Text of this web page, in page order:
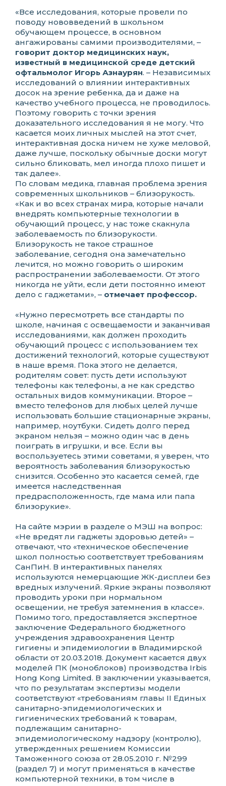
«Все исследования, которые провели по
поводу нововведений в школьном
обучающем процессе, в основном
ангажированы самими производителями, –
говорит доктор медицинских наук,
известный в медицинской среде детский
офтальмолог Игорь Азнаурян. – Независимых
исследований о влиянии интерактивных
досок на зрение ребенка, да и даже на
качество учебного процесса, не проводилось.
Поэтому говорить с точки зрения
доказательного исследования я не могу. Что
касается моих личных мыслей на этот счет,
интерактивная доска ничем не хуже меловой,
даже лучше, поскольку обычные доски могут
сильно бликовать, мел иногда плохо пишет и
так далее».
По словам медика, главная проблема зрения
современных школьников – близорукость.
«Как и во всех странах мира, которые начали
внедрять компьютерные технологии в
обучающий процесс, у нас тоже скакнула
заболеваемость по близорукости.
Близорукость не такое страшное
заболевание, сегодня она замечательно
лечится, но можно говорить о широким
распространении заболеваемости. От этого
никогда не уйти, если дети постоянно имеют
дело с гаджетами», – отмечает профессор.
«Нужно пересмотреть все стандарты по
школе, начиная с освещаемости и заканчивая
исследованиями, как должен проходить
обучающий процесс с использованием тех
достижений технологий, которые существуют
в наше время. Пока этого не делается,
родителям совет: пусть дети используют
телефоны как телефоны, а не как средство
остальных видов коммуникации. Второе –
вместо телефонов для любых целей лучше
использовать большие стационарные экраны,
например, ноутбуки. Сидеть долго перед
экраном нельзя – можно один час в день
поиграть в игрушки, и все. Если вы
воспользуетесь этими советами, я уверен, что
вероятность заболевания близорукостью
снизится. Особенно это касается семей, где
имеется наследственная
предрасположенность, где мама или папа
близорукие».
На сайте мэрии в разделе о МЭШ на вопрос:
«Не вредят ли гаджеты здоровью детей» –
отвечают, что «техническое обеспечение
школ полностью соответствует требованиям
СанПиН. В интерактивных панелях
используются немерцающие ЖК-дисплеи без
вредных излучений. Яркие экраны позволяют
проводить уроки при нормальном
освещении, не требуя затемнения в классе».
Помимо того, предоставляется экспертное
заключение Федерального бюджетного
учреждения здравоохранения Центр
гигиены и эпидемиологии в Владимирской
области от 20.03.2018. Документ касается двух
моделей ПК (моноблоков) производства Irbis
Hong Kong Limited. В заключении указывается,
что по результатам экспертизы модели
соответствуют «требованиям главы II Единых
санитарно-эпидемиологических и
гигиенических требований к товарам,
подлежащим санитарно-
эпидемиологическому надзору (контролю),
утвержденных решением Комиссии
Таможенного союза от 28.05.2010 г. №299
(раздел 7) и могут применяться в качестве
компьютерной техники, в том числе в